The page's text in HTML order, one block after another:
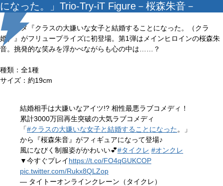
になった。」Trio-Try-iT Figure－桜森朱音－
アニメ『クラスの大嫌いな女子と結婚することになった。（クラ
婚）』がフリュープライズに初登場。第1弾はメインヒロインの桜森朱
音。挑発的な笑みを浮かべながらも心の中は……？
種類：全1種
サイズ：約19cm
結婚相手は大嫌いなアイツ!? 相性最悪ラブコメディ！
累計3000万回再生突破の大気ラブコメディ
「#クラスの大嫌いな女子と結婚することになった 。」
から『桜森朱音』がフィギュアになって登場♪
風になびく制服姿がかわいい💕#タイクレ #オンクレ
▼今すぐプレイhttps://t.co/FO4qGUKCOP
pic.twitter.com/Rukx8QLZop
— タイトーオンラインクレーン（タイクレ）